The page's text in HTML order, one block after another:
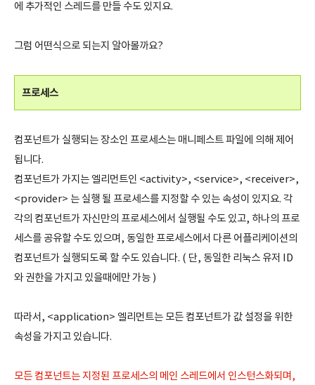
에 추가적인 스레드를 만들 수도 있지요.
그럼 어떤식으로 되는지 알아볼까요?
프로세스
컴포넌트가 실행되는 장소인 프로세스는 매니페스트 파일에 의해 제어
됩니다.
컴포넌트가 가지는 엘리먼트인 <activity>, <service>, <receiver>,
<provider> 는 실행 될 프로세스를 지정할 수 있는 속성이 있지요. 각
각의 컴포넌트가 자신만의 프로세스에서 실행될 수도 있고, 하나의 프로
세스를 공유할 수도 있으며, 동일한 프로세스에서 다른 어플리케이션의
컴포넌트가 실행되도록 할 수도 있습니다. ( 단, 동일한 리눅스 유저 ID
와 권한을 가지고 있을때에만 가능 )
따라서, <application> 엘리먼트는 모든 컴포넌트가 값 설정을 위한
속성을 가지고 있습니다.
모든 컴포넌트는 지정된 프로세스의 메인 스레드에서 인스턴스화되며,